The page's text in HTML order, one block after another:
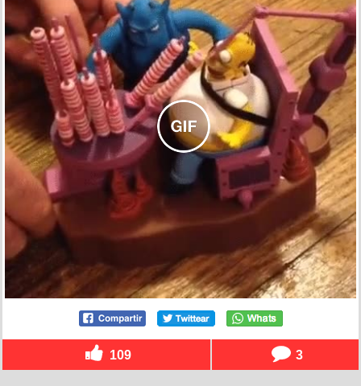
109 3